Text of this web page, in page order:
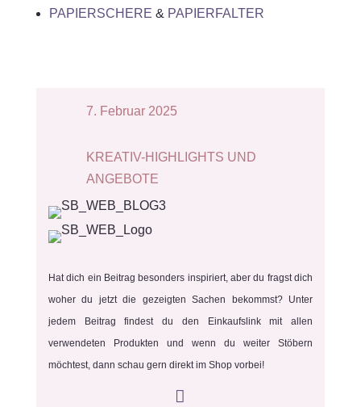
PAPIERSCHERE & PAPIERFALTER
7. Februar 2025
KREATIV-HIGHLIGHTS UND
ANGEBOTE
Hat dich ein Beitrag besonders inspiriert, aber du fragst dich
woher du jetzt die gezeigten Sachen bekommst? Unter
jedem Beitrag findest du den Einkaufslink mit allen
verwendeten Produkten und wenn du weiter Stöbern
möchtest, dann schau gern direkt im Shop vorbei!
